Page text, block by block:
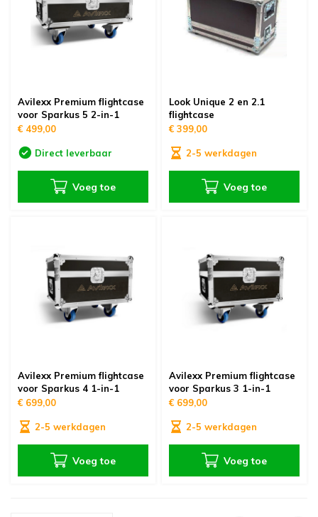
Avilexx Premium flightcase
voor Sparkus 5 2-in-1
€ 499,00
Direct leverbaar
Voeg toe
Look Unique 2 en 2.1
flightcase
€ 399,00
2-5 werkdagen
Voeg toe
Avilexx Premium flightcase
voor Sparkus 4 1-in-1
€ 699,00
2-5 werkdagen
Voeg toe
Avilexx Premium flightcase
voor Sparkus 3 1-in-1
€ 699,00
2-5 werkdagen
Voeg toe